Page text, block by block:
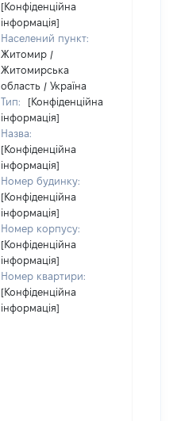
[Конфіденційна
інформація]
Населений пункт:
Житомир /
Житомирська
область / Україна
Тип:
[Конфіденційна
інформація]
Назва:
[Конфіденційна
інформація]
Номер будинку:
[Конфіденційна
інформація]
Номер корпусу:
[Конфіденційна
інформація]
Номер квартири:
[Конфіденційна
інформація]